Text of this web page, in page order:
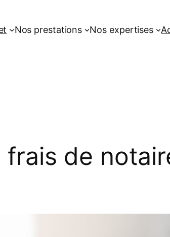
Nos prestations Nos expertises
de